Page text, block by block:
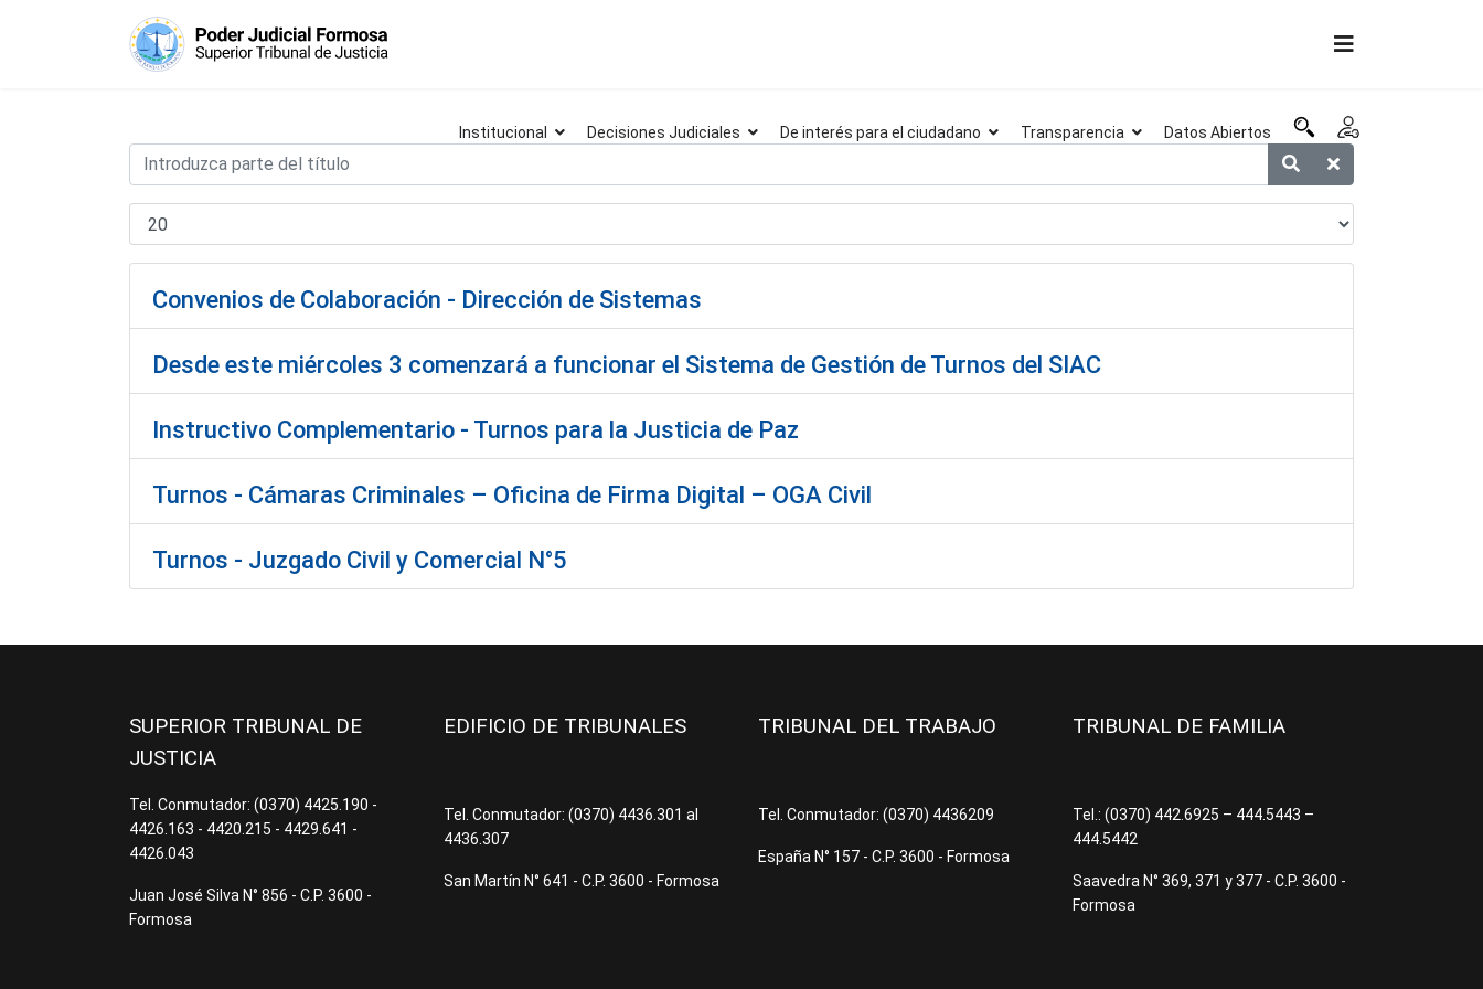
Institucional Decisiones Judiciales De interés para el ciudadano Transparencia Datos Abiertos
Convenios de Colaboración - Dirección de Sistemas
Desde este miércoles 3 comenzará a funcionar el Sistema de Gestión de Turnos del SIAC
Instructivo Complementario - Turnos para la Justicia de Paz
Turnos - Cámaras Criminales – Oficina de Firma Digital – OGA Civil
Turnos - Juzgado Civil y Comercial N°5
SUPERIOR TRIBUNAL DE
JUSTICIA
Tel. Conmutador: (0370) 4425.190 -
4426.163 - 4420.215 - 4429.641 -
4426.043
Juan José Silva N° 856 - C.P. 3600 -
Formosa
EDIFICIO DE TRIBUNALES
Tel. Conmutador: (0370) 4436.301 al
4436.307
San Martín N° 641 - C.P. 3600 - Formosa
TRIBUNAL DEL TRABAJO
Tel. Conmutador: (0370) 4436209
España N° 157 - C.P. 3600 - Formosa
TRIBUNAL DE FAMILIA
Tel.: (0370) 442.6925 – 444.5443 –
444.5442
Saavedra N° 369, 371 y 377 - C.P. 3600 -
Formosa